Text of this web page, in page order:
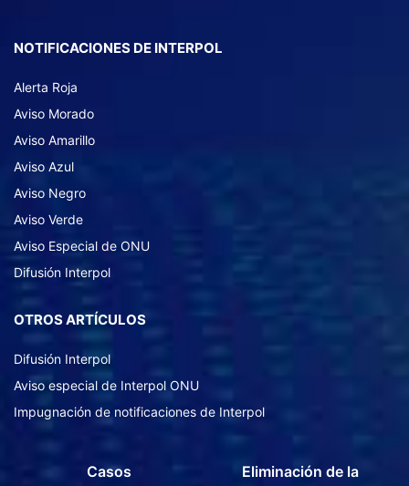
NOTIFICACIONES DE INTERPOL
Alerta Roja
Aviso Morado
Aviso Amarillo
Aviso Azul
Aviso Negro
Aviso Verde
Aviso Especial de ONU
Difusión Interpol
OTROS ARTÍCULOS
Difusión Interpol
Aviso especial de Interpol ONU
Impugnación de notificaciones de Interpol
Casos Eliminación de la